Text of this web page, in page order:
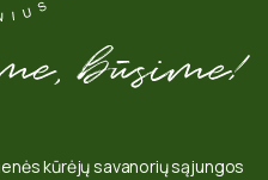
kūrėjų savanorių sąjungos